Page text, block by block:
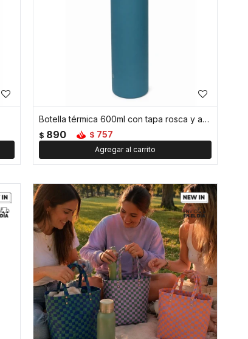
Botella térmica 600ml con tapa rosca y asa - Azul
$ 890 $ 757